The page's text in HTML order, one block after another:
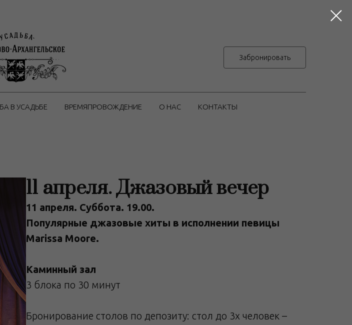
Забронировать
В УСАДЬБЕ ВРЕМЯПРОВОЖДЕНИЕ О НАС КОНТАКТЫ
11 апреля. Джазовый вечер
11 апреля. Суббота. 19.00.
Популярные джазовые хиты в исполнении певицы
Marissa Moore.
Каминный зал
3 блока по 30 минут
Бронирование столов по депозиту: стол до 3х человек –